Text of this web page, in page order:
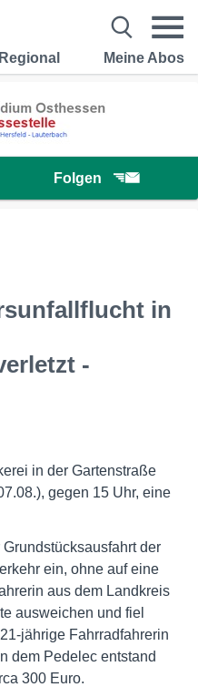
Regional Meine Abos
Folgen
in
-
in der Gartenstraße
gegen 15 Uhr, eine
der
ein, ohne auf eine
aus dem Landkreis
ausweichen und fiel
jährige Fahrradfahrerin
dem Pedelec entstand
300 Euro.